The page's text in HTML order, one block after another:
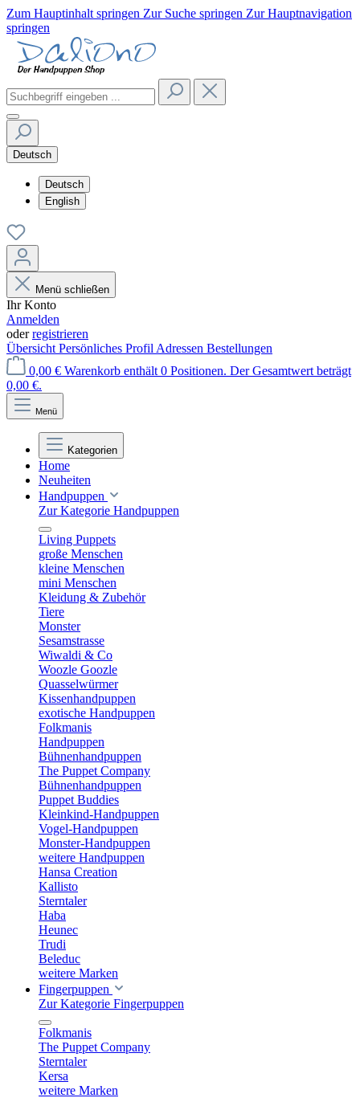
Zum Hauptinhalt springen Zur Suche springen Zur Hauptnavigation
springen
Deutsch
Deutsch
English
Menü schließen
Ihr Konto
Anmelden
oderregistrieren
Übersicht Persönliches Profil Adressen Bestellungen
0,00 € Warenkorb enthält 0 Positionen. Der Gesamtwert beträgt
0,00 €.
Menü
Kategorien
Home
Neuheiten
Handpuppen
Zur Kategorie Handpuppen
Living Puppets
große Menschen
kleine Menschen
mini Menschen
Kleidung & Zubehör
Tiere
Monster
Sesamstrasse
Wiwaldi & Co
Woozle Goozle
Quasselwürmer
Kissenhandpuppen
exotische Handpuppen
Folkmanis
Handpuppen
Bühnenhandpuppen
The Puppet Company
Bühnenhandpuppen
Puppet Buddies
Kleinkind-Handpuppen
Vogel-Handpuppen
Monster-Handpuppen
weitere Handpuppen
Hansa Creation
Kallisto
Sterntaler
Haba
Heunec
Trudi
Beleduc
weitere Marken
Fingerpuppen
Zur Kategorie Fingerpuppen
Folkmanis
The Puppet Company
Sterntaler
Kersa
weitere Marken